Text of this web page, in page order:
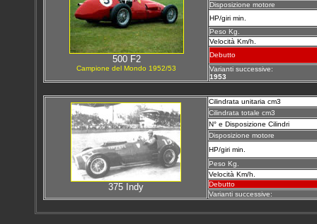
500 F2
Campione del Mondo 1952/53
Disposizione motore
HP/giri min.
Peso Kg.
Velocità Km/h.
Debutto
Varianti successive:
1953
375 Indy
Cilindrata unitaria cm3
Cilindrata totale cm3
N° e Disposizione Cilindri
Disposizione motore
HP/giri min.
Peso Kg.
Velocità Km/h.
Debutto
Varianti successive: